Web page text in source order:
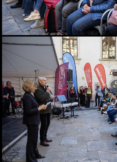
19.06.2026
Big Bottle Schaumwein-
Party im Rosengarten des
Parkhotels
08.06.2026
Der Sommer ist da! 28.
Wirtschaftsstammtisch
im San Pietro
02.06.2026
Bitte lächeln! Diese Gäste
durften wir beim 28.
Stammtisch begrüßen
02.06.2026
Elefantenrunde zur Grazer
Gemeinderatswahl 2026